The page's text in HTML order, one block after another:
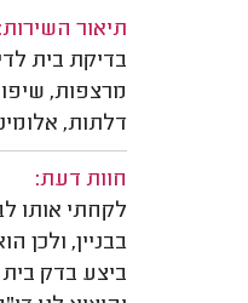
תיאור השירות:
בדיקת בית
מרצפות,
דלתות,
חוות דעת:
לקחתי אותו
בבניין, ולכן
ביצע בדק